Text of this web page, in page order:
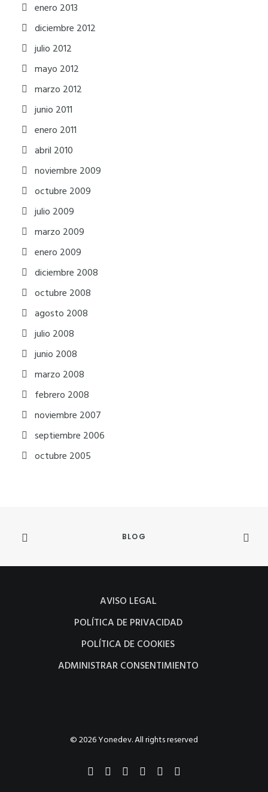
enero 2013
diciembre 2012
julio 2012
mayo 2012
marzo 2012
junio 2011
enero 2011
abril 2010
noviembre 2009
octubre 2009
julio 2009
marzo 2009
enero 2009
diciembre 2008
octubre 2008
agosto 2008
julio 2008
junio 2008
marzo 2008
febrero 2008
noviembre 2007
septiembre 2006
octubre 2005
BLOG
AVISO LEGAL
POLÍTICA DE PRIVACIDAD
POLÍTICA DE COOKIES
ADMINISTRAR CONSENTIMIENTO
© 2026 Yonedev. All rights reserved